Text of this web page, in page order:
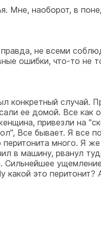
Мне, наоборот, в
правда, не всеми
ошибки, что-то не
конкретный случай.
ее домой. Все как
привезли на
Все бывает. Я все
перитонита много. Я
в машину, рванул
Сильнейшее
это перитонит?